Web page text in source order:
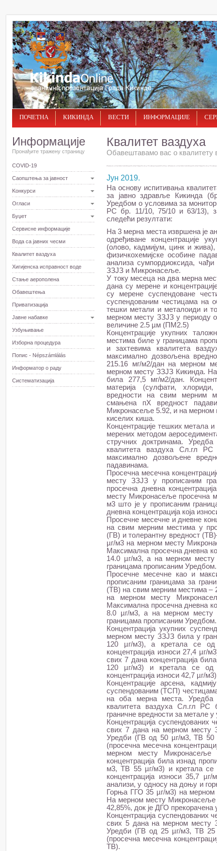
ПОЧЕТНА КИКИНДА ВЕСТИ ИНФОРМАЦИЈЕ
Информације
Пронађите тражену страницу
COVID-19
Саопштења за јавност
Kонкурси
Огласи
Буџет
Сервисне информације
Вода са јавних чесми
Квалитет ваздуха
Хигијенска исправност воде
Стање аерополена
Обавештења
Приватизација
Јавне набавке
Узбуњивање
Изборна процедура
Попис - Népszámlálás
Информатор о раду
Систематизација
Квалитет ваздуха
Обавештавамо вас о квалитету
Јун 2019.
На основу испитивања
за јавно здравље Кикинда
Уредбом о условима за
РС бр. 11/10, 75/10 и 63/13),
следећи резултати:
На 3 мерна места извршена је
одређиване концентрације
(олово, кадмијум, цинк и
физичкохемијске особине
анализа сумпордиоксида,
ЗЗЈЗ и Микронасеље.
У току месеца на два мерна
дана су мерене и
су мерене суспендоване
суспендованим честицама на
тешки метали и металоиди и
мерном месту ЗЗЈЗ у периоду
величине 2.5 µм (ПМ2.5)
Концентрације укупних
местима биле у границама
и захтевима квалитета
максимално дозвољена
215.16 мг/м2/дан на мерном
мерном месту ЗЗЈЗ Кикинда.
била 277,5 мг/м2/дан.
материја (сулфати,
вредности на свим мерним
смањена пХ вредност
Микронасеље 5.92, и на мерном
киселих киша.
Концентрације тешких метала
мерених методом
стручних доктринама.
квалитета ваздуха Сл.гл РС
максимално дозвољене
падавинама.
Просечна месечна
месту ЗЗЈЗ у прописаним
просечна дневна
месту Микронасеље просечна
м3 што је у прописаним
дневна концентрација која
Просечне месечне и дневне
на свим мерним местима у
(ГВ) и толерантну вредност
µг/м3 на мерном месту
Максимална просечна дневна
14.0 µг/м3, а на мерном
границама прописаним Уредбом.
Просечне месечне као и
прописаним границама за
(ТВ) на свим мерним местима –
на мерном месту
Максимална просечна дневна
8.0 µг/м3, а на мерном месту
границама прописаним Уредбом.
Концентрација укупних
мерном месту ЗЗЈЗ била у
120 µг/м3), а кретала се
концентрација износи 27,4
свих 7 дана концентрација
120 µг/м3) и кретала се од
концентрација износи 42,7 µг/
Концентрације арсена,
суспендованим (ТСП)
на оба мерна места. Уредба
квалитета ваздуха Сл.гл РС
граничне вредности за метале
Концентрација
свих 7 дана на мерном месту
Уредби (ГВ од 50 µг/м3, ТВ 50
(просечна месечна
мерном месту
концентрација била изнад
м3, ТВ 55 µг/м3) и кретала се
концентрација износи 35,7
анализи, у односу на доњу и
Горња ГГО 35 µг/м3) на
На мерном месту Микронасеље
42,85%, док је ДГО
Концентрација суспендованих
свих 5 дана на мерном месту
Уредби (ГВ од 25 µг/м3, ТВ 25
(просечна месечна
ТВ).